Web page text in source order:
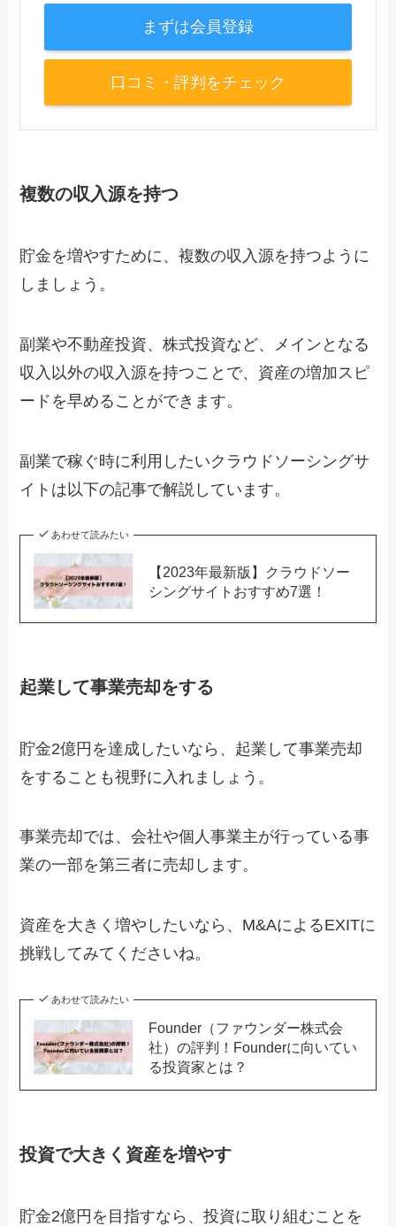
まずは会員登録
口コミ・評判をチェック
複数の収入源を持つ
貯金を増やすために、複数の収入源を持つように
しましょう。
副業や不動産投資、株式投資など、メインとなる
収入以外の収入源を持つことで、資産の増加スピ
ードを早めることができます。
副業で稼ぐ時に利用したいクラウドソーシングサ
イトは以下の記事で解説しています。
あわせて読みたい
【2023年最新版】クラウドソー
シングサイトおすすめ7選！
起業して事業売却をする
貯金2億円を達成したいなら、起業して事業売却
をすることも視野に入れましょう。
事業売却では、会社や個人事業主が行っている事
業の一部を第三者に売却します。
資産を大きく増やしたいなら、M&AによるEXITに
挑戦してみてくださいね。
あわせて読みたい
Founder（ファウンダー株式会
社）の評判！Founderに向いてい
る投資家とは？
投資で大きく資産を増やす
貯金2億円を目指すなら、投資に取り組むことを